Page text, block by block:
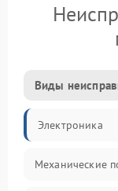
Виды
Электроника
Механические